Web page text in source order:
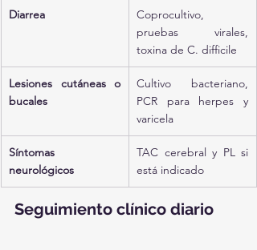
Diarrea
Coprocultivo,
pruebas virales,
toxina de C. difficile
Lesiones cutáneas o
bucales
Cultivo bacteriano,
PCR para herpes y
varicela
Síntomas
neurológicos
TAC cerebral y PL si
está indicado
Seguimiento clínico diario